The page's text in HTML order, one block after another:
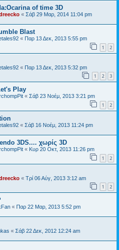
of time 3D
« Σάβ 29 Μαρ, 2014 11:04 pm
Blast
« Παρ 13 Δεκ, 2013 5:55 pm
1 2
« Παρ 13 Δεκ, 2013 5:32 pm
1 2 3
Play
« Σάβ 23 Νοέμ, 2013 3:21 pm
1 2
« Σάβ 16 Νοέμ, 2013 11:24 pm
3DS.... χωρίς 3D
« Κυρ 20 Οκτ, 2013 11:26 pm
1 2
« Τρί 06 Αύγ, 2013 3:12 am
1 2
« Παρ 22 Μαρ, 2013 5:52 pm
« Σάβ 22 Δεκ, 2012 12:24 am